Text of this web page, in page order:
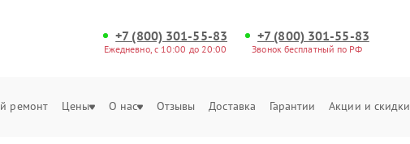
+7 (800) 301-55-83
Ежедневно, с 10:00 до 20:00
+7 (800) 301-55-83
Звонок бесплатный по РФ
ремонт Цены О нас Отзывы Доставка Гарантии Акции и скидки